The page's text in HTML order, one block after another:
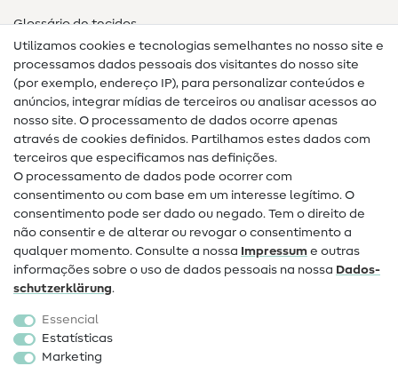
Glossário de tecidos
Guias de costura
Ajuda e contacto
Contacto
Mudança de proprietário
Perguntas frequentes (FAQ)
Direito de cancelamento
Popular
Tecidos
Acessórios de costura
Utilizamos cookies e tecnologias semelhantes no nosso site e
processamos dados pessoais dos visitantes do nosso site
(por exemplo, endereço IP), para personalizar conteúdos e
anúncios, integrar mídias de terceiros ou analisar acessos ao
nosso site. O processamento de dados ocorre apenas
através de cookies definidos. Partilhamos estes dados com
terceiros que especificamos nas definições.
O processamento de dados pode ocorrer com
consentimento ou com base em um interesse legítimo. O
consentimento pode ser dado ou negado. Tem o direito de
não consentir e de alterar ou revogar o consentimento a
qualquer momento. Consulte a nossa Impressum e outras
informações sobre o uso de dados pessoais na nossa Dados­
schutz­erklärung.
Essencial
Estatísticas
Marketing